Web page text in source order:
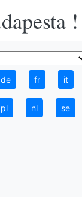
!
de fr it
pl nl se